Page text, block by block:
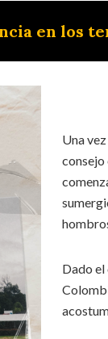
en los
Una
consejo
Dado